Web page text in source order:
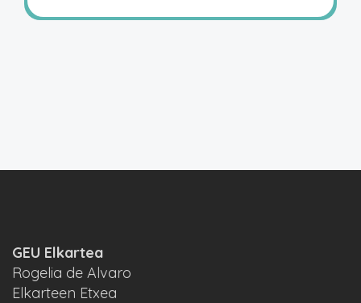
GEU Elkartea
Rogelia de Alvaro
Elkarteen Etxea